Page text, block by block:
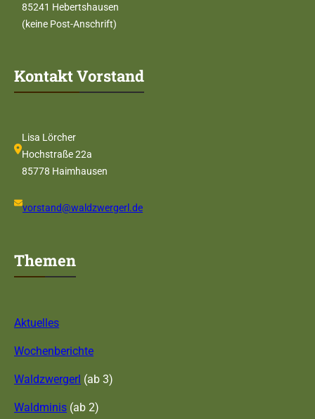
85241 Hebertshausen
(keine Post-Anschrift)
Kontakt Vorstand
Lisa Lörcher
Hochstraße 22a
85778 Haimhausen
vorstand@waldzwergerl.de
Themen
Aktuelles
Wochenberichte
Waldzwergerl (ab 3)
Waldminis (ab 2)